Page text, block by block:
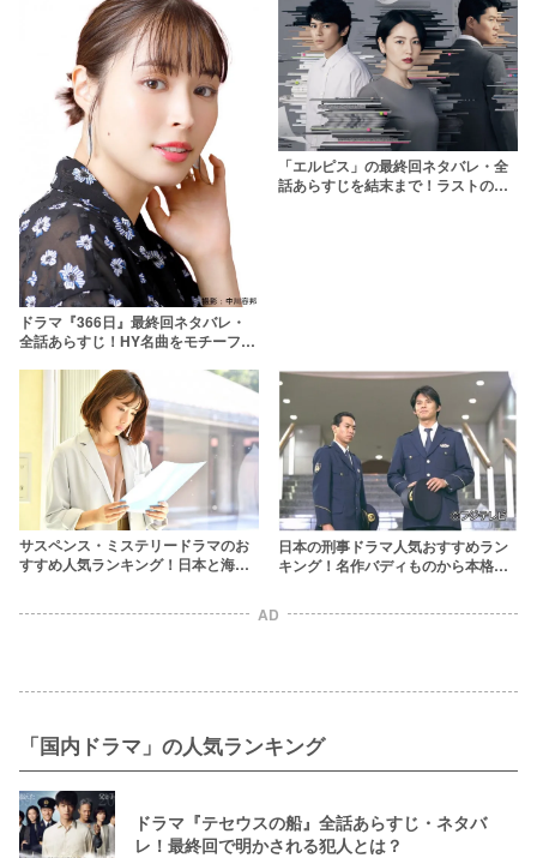
ドラマ『366日』最終回ネタバレ・
全話あらすじ！HY名曲をモチーフに
「エルピス」の最終回ネタバレ・全
話あらすじを結末まで！ラストの驚
サスペンス・ミステリードラマのお
すすめ人気ランキング！日本と海外
日本の刑事ドラマ人気おすすめラン
キング！名作バディものから本格サ
AD
「国内ドラマ」の人気ランキング
ドラマ『テセウスの船』全話あらすじ・ネタバ
レ！最終回で明かされる犯人とは？